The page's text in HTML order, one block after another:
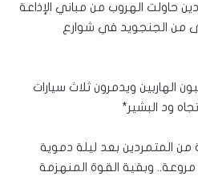
حاولت الهروب من مباني الإذاعة
من الجنجويد في شوارع
الهاربين ويدمرون ثلاث سيارات
ود البشير*
من المتمردين بعد ليلة دموية
وبقية القوة المنهزمة